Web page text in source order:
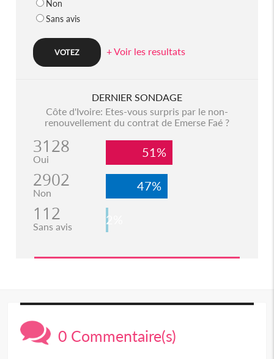
Non
Sans avis
+ Voir les resultats
DERNIER SONDAGE
Côte d'Ivoire: Etes-vous surpris par le non-
renouvellement du contrat de Emerse Faé ?
3128
Oui 51%
2902
Non 47%
112
Sans avis 2%
0 Commentaire(s)